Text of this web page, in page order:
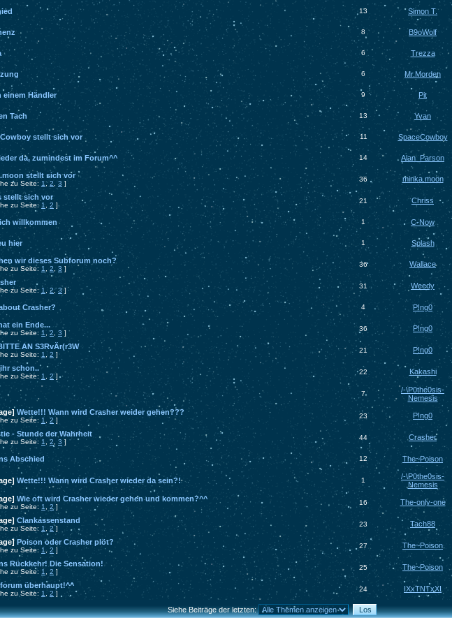
13 Simon T.
8 B9oWolf
6 Trezza
6 Mr.Morden
einem Händler 9 Pit
Tach 13 Yvan
stellt sich vor 11 SpaceCowboy
da, zumindest im Forum^^ 14 Alan_Parson
stellt sich vor
zu Seite: 1,2 3 ]
36 minka.moon
stellt sich vor
zu Seite: 1 2 ]
21 Chriss
willkommen 1 C-Now
hier 1 Splash
wir dieses Subforum noch?
zu Seite: 1 2 3 ]
36 Wallace
zu Seite: 1 ,2,3]
31 Weedy
Crasher? 4 P!ng0
ein Ende...
zu Seite: 1 ,2 3 ]
36 P!ng0
AN S3RvÄr(r3W
zu Seite: 1 ,2 ]
21 P!ng0
schon..
zu Seite: 1 2]
22 Kakashi
7
/-\P0the0sis-
Nemesis
Wette!!! Wann wird Crasher weider gehen???
zu Seite: 1 ,2 ]
23 P!ng0
- Stunde der Wahrheit
zu Seite: 1 2 3 ]
44 Crasher
Abschied 12 The~Poison
Wette!!! Wann wird Crasher wieder da sein?! 1
/-\P0the0sis-
Nemesis
Wie oft wird Crasher wieder gehen und kommen?^^
zu Seite: 1 2 ]
16 The-only-one
Clankassenstand
zu Seite: 1 2]
23 Tach88
Poison oder Crasher plöt?
zu Seite: 1 2 ]
27 The~Poison
Rückkehr! Die Sensation!
zu Seite: 1 2 ]
25 The~Poison
überhaupt!^^
zu Seite: 1 2 ]
24 IXxTNTxXI
Siehe Beiträge der letzten: